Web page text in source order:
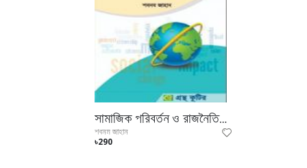
সামাজিক পরিবর্তন ও রাজনৈতিক উন্নয়ন (মাস্টার্স ফাইনাল ইয়ারের টেক্সট বই)
শবনম জাহান
৳290